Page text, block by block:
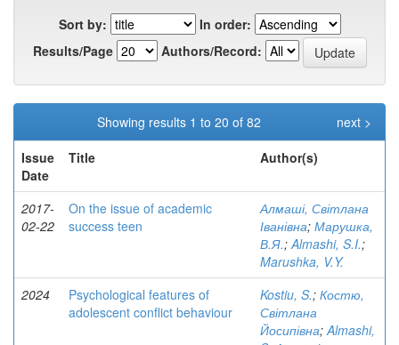
Sort by:
In order:
Results/Page
Authors/Record:
Showing results 1 to 20 of 82
next >
Issue
Date
Title Author(s)
2017-
02-22
On the issue of academic
success teen
Алмаші, Світлана
Іванівна; Марушка,
В.Я.;Almashi, S.I.;
Marushka, V.Y.
2024
Psychological features of
adolescent conflict behaviour
Kostiu, S.; Костю,
Світлана
Йосипівна;Almashi,